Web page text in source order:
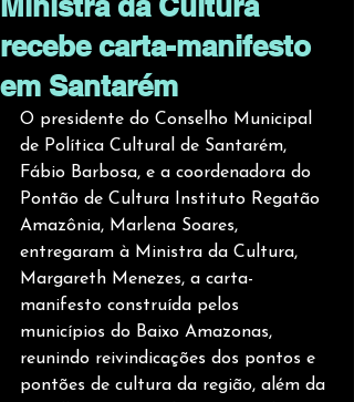
recebe carta-manifesto
em Santarém
O presidente do Conselho Municipal
de Política Cultural de Santarém,
Fábio Barbosa, e a coordenadora do
Pontão de Cultura Instituto Regatão
Amazônia, Marlena Soares,
entregaram à Ministra da Cultura,
Margareth Menezes, a carta-
manifesto construída pelos
municípios do Baixo Amazonas,
reunindo reivindicações dos pontos e
pontões de cultura da região, além da